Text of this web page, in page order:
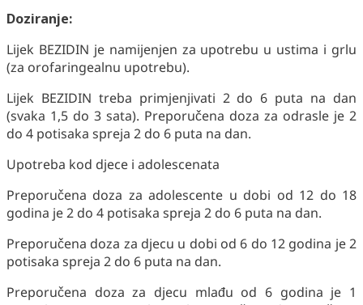
Doziranje:
Lijek BEZIDIN je namijenjen za upotrebu u ustima i grlu
(za orofaringealnu upotrebu).
Lijek BEZIDIN treba primjenjivati 2 do 6 puta na dan
(svaka 1,5 do 3 sata). Preporučena doza za odrasle je 2
do 4 potisaka spreja 2 do 6 puta na dan.
Upotreba kod djece i adolescenata
Preporučena doza za adolescente u dobi od 12 do 18
godina je 2 do 4 potisaka spreja 2 do 6 puta na dan.
Preporučena doza za djecu u dobi od 6 do 12 godina je 2
potisaka spreja 2 do 6 puta na dan.
Preporučena doza za djecu mlađu od 6 godina je 1